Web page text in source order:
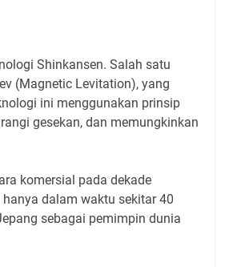
Shinkansen. Salah satu
(Magnetic Levitation), yang
ini menggunakan prinsip
gesekan, dan memungkinkan
komersial pada dekade
dalam waktu sekitar 40
sebagai pemimpin dunia